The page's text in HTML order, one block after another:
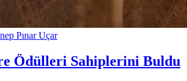
Pınar Uçar
Ödülleri Sahiplerini Buldu